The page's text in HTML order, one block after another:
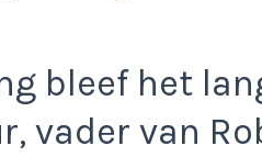
bleef het
vader van